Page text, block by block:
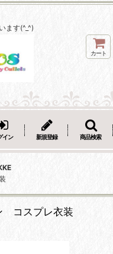
ます(^_^)
カート
イン 新規登録 商品検索
コスプレ衣装